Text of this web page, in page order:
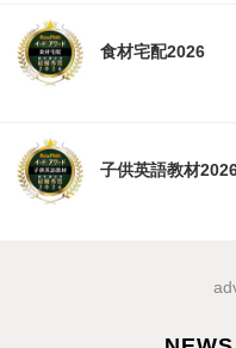
食材宅配2026
子供英語教材